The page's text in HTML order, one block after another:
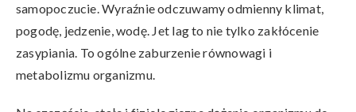
samopoczucie. Wyraźnie odczuwamy odmienny klimat,
pogodę, jedzenie, wodę. Jet lag to nie tylko zakłócenie
zasypiania. To ogólne zaburzenie równowagi i
metabolizmu organizmu.